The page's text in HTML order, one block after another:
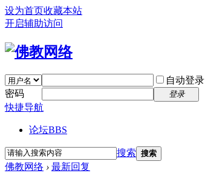
设为首页收藏本站
开启辅助访问
自动登录
密码
登录
快捷导航
论坛BBS
搜索 搜索
佛教网络 › 最新回复